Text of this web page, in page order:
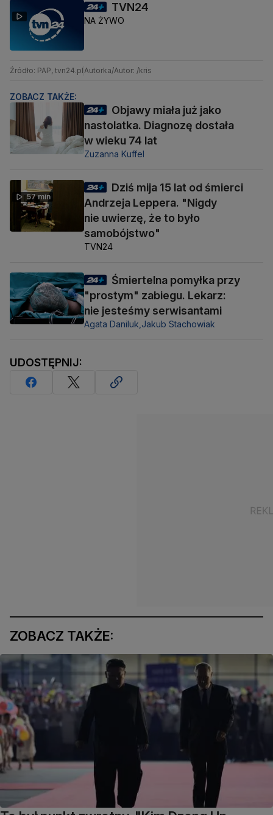
TVN24
NA ŻYWO
Źródło: PAP, tvn24.plAutorka/Autor: /kris
ZOBACZ TAKŻE:
Objawy miała już jako
nastolatka. Diagnozę dostała
w wieku 74 lat
Zuzanna Kuffel
57 min
Dziś mija 15 lat od śmierci
Andrzeja Leppera. "Nigdy
nie uwierzę, że to było
samobójstwo"
TVN24
Śmiertelna pomyłka przy
"prostym" zabiegu. Lekarz:
nie jesteśmy serwisantami
Agata Daniluk,Jakub Stachowiak
UDOSTĘPNIJ:
ZOBACZ TAKŻE: